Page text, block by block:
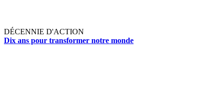
DÉCENNIE D'ACTION
Dix ans pour transformer notre monde